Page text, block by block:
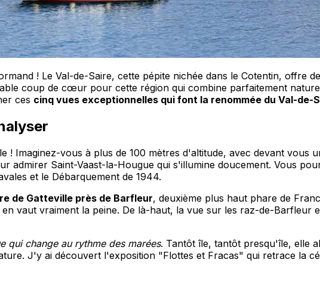
! Le Val-de-Saire, cette pépite nichée dans le Cotentin, offre
coup de cœur pour cette région qui combine parfaitement
ces cinq vues exceptionnelles qui font la renommée du Val-de-
Imaginez-vous à plus de 100 mètres d'altitude, avec devant vous
admirer Saint-Vaast-la-Hougue qui s'illumine doucement. Vous
et le Débarquement de 1944.
de Gatteville près de Barfleur, deuxième plus haut phare de
vaut vraiment la peine. De là-haut, la vue sur les raz-de-Barfleur
qui change au rythme des marées. Tantôt île, tantôt presqu'île, elle
J'y ai découvert l'exposition "Flottes et Fracas" qui retrace la